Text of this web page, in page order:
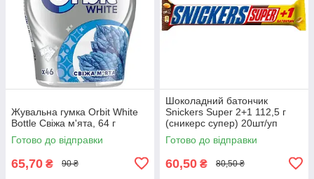
Жувальна гумка Orbit White
Bottle Свіжа м'ята, 64 г
Готово до відправки
65,70 ₴ 90 ₴
Шоколадний батончик
Snickers Super 2+1 112,5 г
(сникерс супер) 20шт/уп
Готово до відправки
60,50 ₴ 80,50 ₴